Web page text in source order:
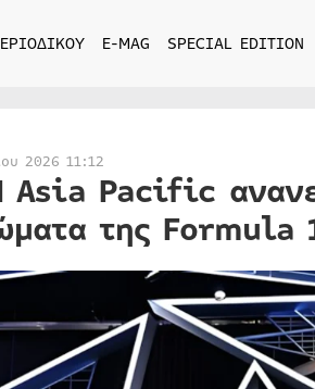
E-MAG SPECIAL EDITION
2026 11:12
Asia Pacific
της Formula